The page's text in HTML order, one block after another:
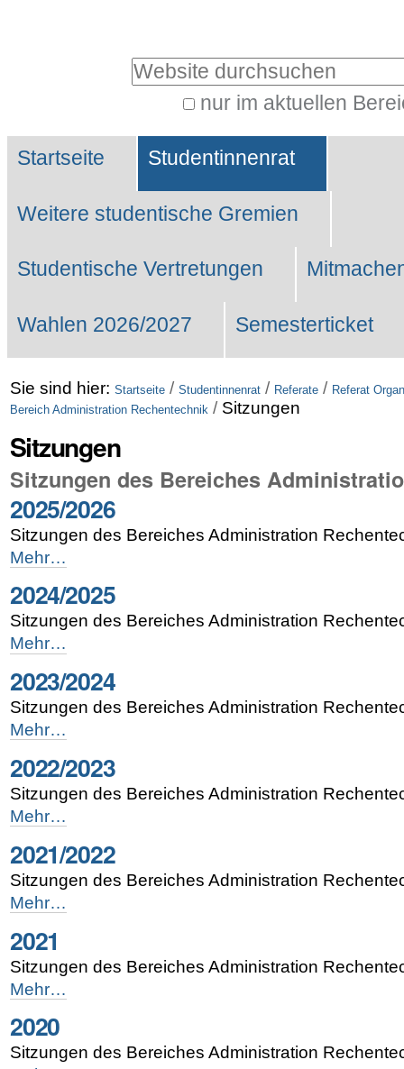
Website durchsuchen
nur im aktuellen
Suche…
Sektionen
Startseite Studentinnenrat
Weitere studentische Gremien
Studentische Vertretungen
Wahlen 2026/2027 Semesterticket
Sie sind hier: Startseite / Studentinnenrat / Referate / Referat
Bereich Administration Rechentechnik / Sitzungen
Sitzungen
Sitzungen des Bereiches
2025/2026
Sitzungen des Bereiches Administration
2025/2026
-
Mehr…
2024/2025
Sitzungen des Bereiches Administration
2024/2025
-
Mehr…
2023/2024
Sitzungen des Bereiches Administration
2023/2024
-
Mehr…
2022/2023
Sitzungen des Bereiches Administration
2022/2023
-
Mehr…
2021/2022
Sitzungen des Bereiches Administration
2021/2022
-
Mehr…
2021
Sitzungen des Bereiches Administration
2021
-
Mehr…
2020
Sitzungen des Bereiches Administration